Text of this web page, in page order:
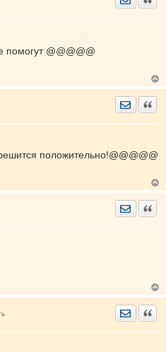
помогут @@@@@
положительно!@@@@@